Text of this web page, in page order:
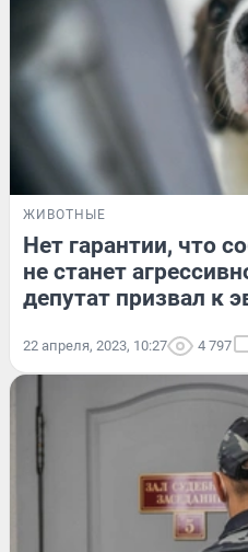
ЖИВОТНЫЕ
Нет гарантии, что
не станет
депутат призвал к
22 апреля, 2023, 10:27 4 797